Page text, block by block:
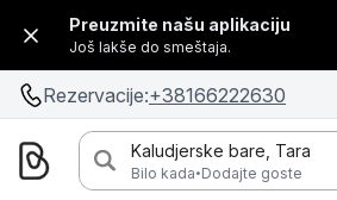
Preuzmite našu aplikaciju
Još lakše do smeštaja.
Rezervacije:+38166222630
Kaludjerske bare, Tara
Bilo kada·Dodajte goste